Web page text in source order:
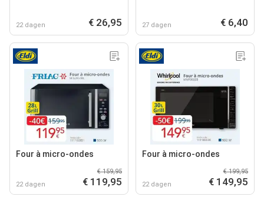
22 dagen € 26,95 27 dagen € 6,40
Four à micro-ondes
22 dagen
€ 159,95
€ 119,95
Four à micro-ondes
22 dagen
€ 199,95
€ 149,95